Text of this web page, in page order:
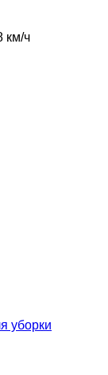
км/ч
уборки